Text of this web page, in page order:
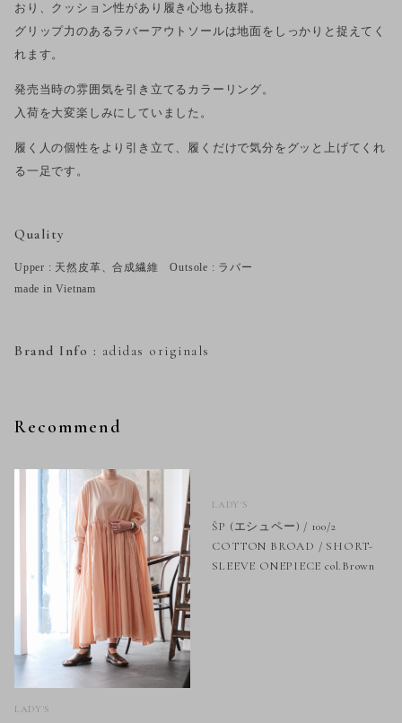
おり、クッション性があり履き心地も抜群。
グリップ力のあるラバーアウトソールは地面をしっかりと捉えてく
れます。
発売当時の雰囲気を引き立てるカラーリング。
入荷を大変楽しみにしていました。
履く人の個性をより引き立て、履くだけで気分をグッと上げてくれ
る一足です。
Quality
Upper : 天然皮革、合成繊維 Outsole : ラバー
made in Vietnam
Brand Info : adidas originals
Recommend
LADY'S
LADY'S
ŠP (エシュペー) / 100/2
COTTON BROAD / SHORT-
SLEEVE ONEPIECE col.Brown